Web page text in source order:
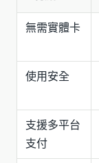
無需實體卡
使用安全
支援多平台
支付